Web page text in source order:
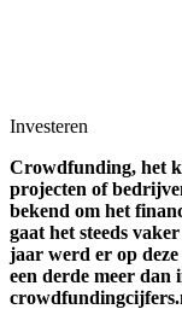
Investeren
Crowdfunding, het
projecten of
bekend om het
gaat het steeds
jaar werd er op
een derde meer dan